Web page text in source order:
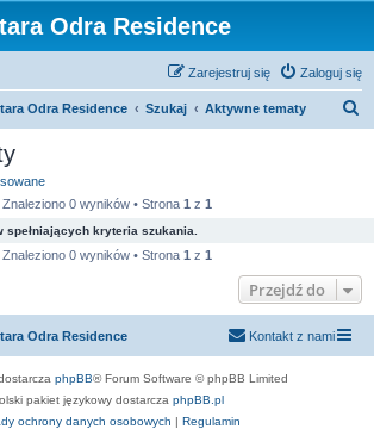
Odra Residence
Zaloguj się
Zarejestruj się
Odra Residence Szukaj Aktywne tematy
Znaleziono 0 wyników • Strona 1 z 1
spełniających kryteria szukania.
Znaleziono 0 wyników • Strona 1 z 1
Przejdź do
Odra Residence Kontakt z nami
phpBB® Forum Software © phpBB Limited
pakiet językowy dostarcza phpBB.pl
ochrony danych osobowych | Regulamin